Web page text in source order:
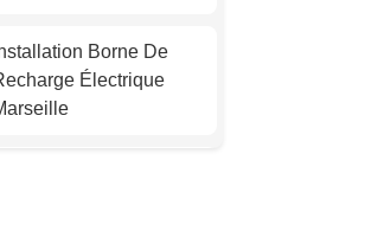
Borne De
Électrique